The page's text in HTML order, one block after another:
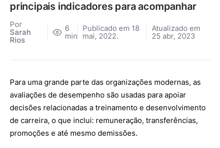
principais indicadores para acompanhar
Por
Sarah
Rios
6
min
Publicado em 18
mai, 2022.
Atualizado em
25 abr, 2023
Para uma grande parte das organizações modernas, as
avaliações de desempenho são usadas para apoiar
decisões relacionadas a treinamento e desenvolvimento
de carreira, o que inclui: remuneração, transferências,
promoções e até mesmo demissões.